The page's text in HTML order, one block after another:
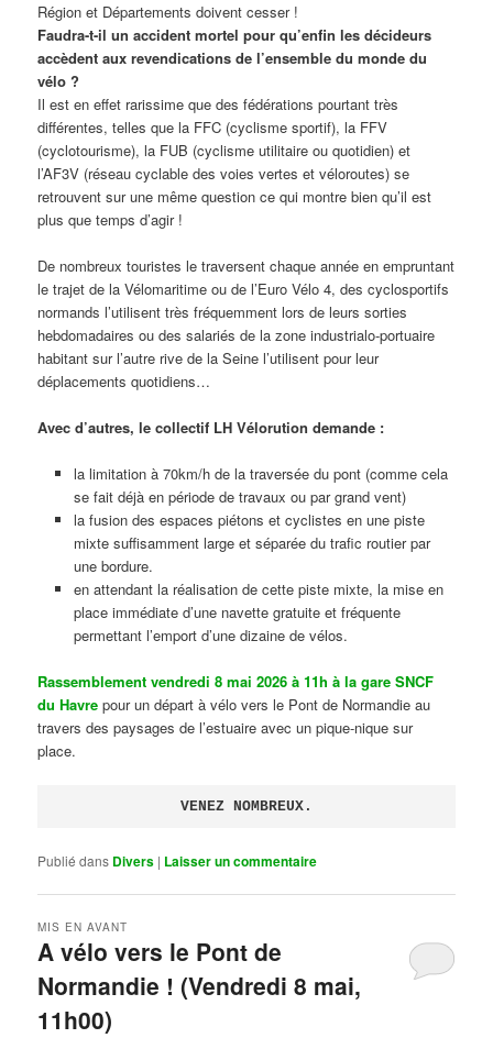
Région et Départements doivent cesser !
Faudra-t-il un accident mortel pour qu’enfin les décideurs
accèdent aux revendications de l’ensemble du monde du
vélo ?
Il est en effet rarissime que des fédérations pourtant très
différentes, telles que la FFC (cyclisme sportif), la FFV
(cyclotourisme), la FUB (cyclisme utilitaire ou quotidien) et
l’AF3V (réseau cyclable des voies vertes et véloroutes) se
retrouvent sur une même question ce qui montre bien qu’il est
plus que temps d’agir !
De nombreux touristes le traversent chaque année en empruntant
le trajet de la Vélomaritime ou de l’Euro Vélo 4, des cyclosportifs
normands l’utilisent très fréquemment lors de leurs sorties
hebdomadaires ou des salariés de la zone industrialo-portuaire
habitant sur l’autre rive de la Seine l’utilisent pour leur
déplacements quotidiens…
Avec d’autres, le collectif LH Vélorution demande :
la limitation à 70km/h de la traversée du pont (comme cela
se fait déjà en période de travaux ou par grand vent)
la fusion des espaces piétons et cyclistes en une piste
mixte suffisamment large et séparée du trafic routier par
une bordure.
en attendant la réalisation de cette piste mixte, la mise en
place immédiate d’une navette gratuite et fréquente
permettant l’emport d’une dizaine de vélos.
Rassemblement vendredi 8 mai 2026 à 11h à la gare SNCF
du Havre pour un départ à vélo vers le Pont de Normandie au
travers des paysages de l’estuaire avec un pique-nique sur
place.
VENEZ NOMBREUX.
Publié dans Divers | Laisser un commentaire
A vélo vers le Pont de
Normandie ! (Vendredi 8 mai,
11h00)
MIS EN AVANT